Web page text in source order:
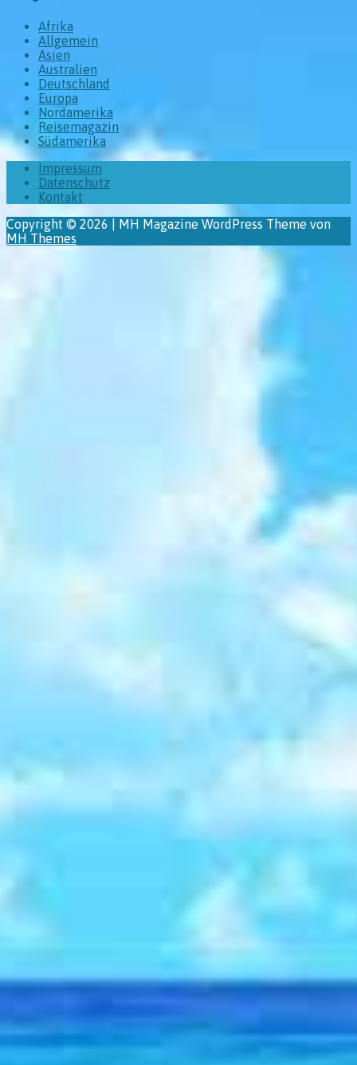
Afrika
Allgemein
Asien
Australien
Deutschland
Europa
Nordamerika
Reisemagazin
Südamerika
Impressum
Datenschutz
Kontakt
Copyright © 2026 | MH Magazine WordPress Theme von
MH Themes